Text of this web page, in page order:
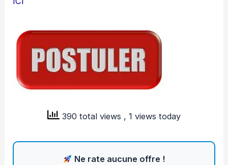
390 total views , 1 views today
Ne rate aucune offre !